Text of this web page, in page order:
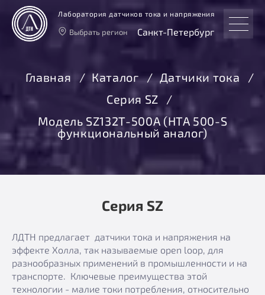
Лаборатория датчиков тока и напряжения
Выбрать регион Санкт-Петербург
Москва
Санкт-Петербург
Екатеринбург
Главная Каталог
Датчики тока
Серия SZ
Модель SZ132T-500А (HTA 500-S
функциональный аналог)
Серия SZ
ЛДТН предлагает датчики тока и напряжения на
эффекте Холла, так называемые open loop, для
разнообразных применений в промышленности и на
транспорте. Ключевые преимущества этой
технологии - малие токи потребления, относительно